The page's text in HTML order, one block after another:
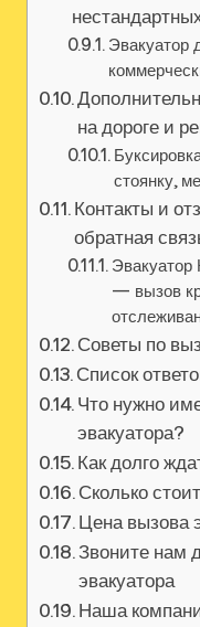
Эвакуатор
на дороге и
стоянку,
Контакты и
обратная
Эвакуатор
— вызов
Советы по
Список
Что нужно
эвакуатора?
Как долго
Сколько
Цена вызова
Звоните нам
эвакуатора
Наша